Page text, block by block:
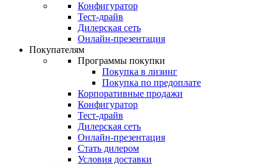
Конфигуратор
Тест-драйв
Дилерская сеть
Онлайн-презентация
Покупателям
Программы покупки
Покупка в лизинг
Покупка по предоплате
Корпоративные продажи
Конфигуратор
Тест-драйв
Дилерская сеть
Онлайн-презентация
Стать дилером
Условия доставки